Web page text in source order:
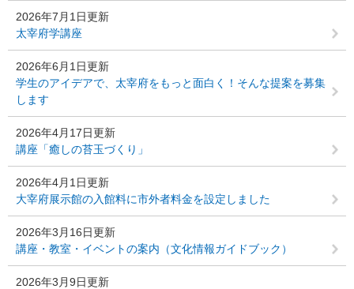
2026年7月1日更新
太宰府学講座
2026年6月1日更新
学生のアイデアで、太宰府をもっと面白く！そんな提案を募集
します
2026年4月17日更新
講座「癒しの苔玉づくり」
2026年4月1日更新
大宰府展示館の入館料に市外者料金を設定しました
2026年3月16日更新
講座・教室・イベントの案内（文化情報ガイドブック）
2026年3月9日更新